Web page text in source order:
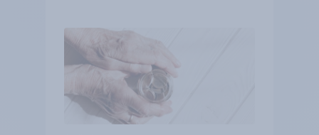
Akzeptanz